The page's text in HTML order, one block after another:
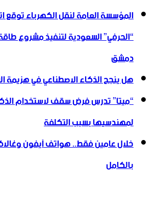
المؤسسة العامة لنقل الكهرباء
“الحرفي” السعودية لتنفيذ مشروع
دمشق
هل ينجح الذكاء الاصطناعي في هزيمة
“ميتا” تدرس فرض سقف لاستخدام
لمهندسيها بسبب التكلفة
خلال عامين فقط.. هواتف آيفون
بالكامل